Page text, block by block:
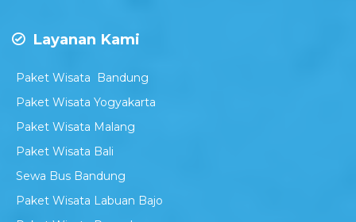
Layanan Kami
Paket Wisata Bandung
Paket Wisata Yogyakarta
Paket Wisata Malang
Paket Wisata Bali
Sewa Bus Bandung
Paket Wisata Labuan Bajo